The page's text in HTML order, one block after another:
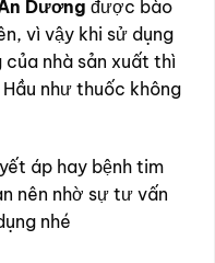
Dương được bào
vì vậy khi sử dụng
nhà sản xuất thì
như thuốc không
áp hay bệnh tim
nên nhờ sự tư vấn
nhé